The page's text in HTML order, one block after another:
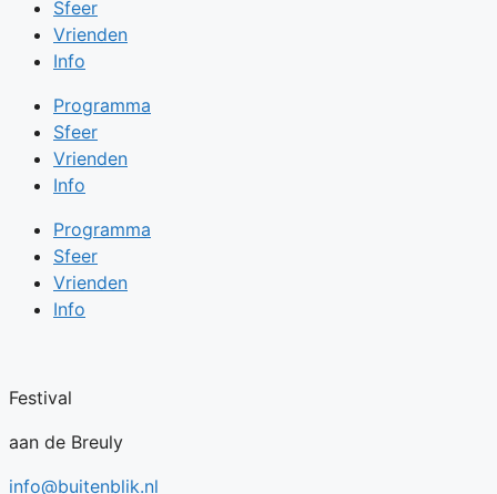
Sfeer
Vrienden
Info
Programma
Sfeer
Vrienden
Info
Programma
Sfeer
Vrienden
Info
Festival
aan de Breuly
info@buitenblik.nl